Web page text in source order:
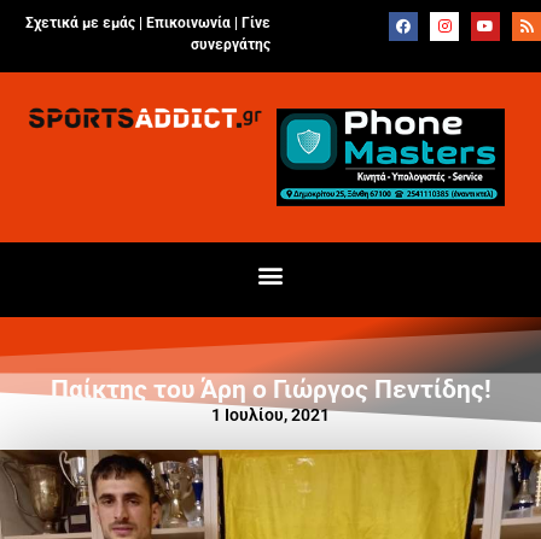
Σχετικά με εμάς | Επικοινωνία
Γίνε
συνεργάτης
Παίκτης του Άρη ο Γιώργος Πεντίδης!
1 Ιουλίου, 2021